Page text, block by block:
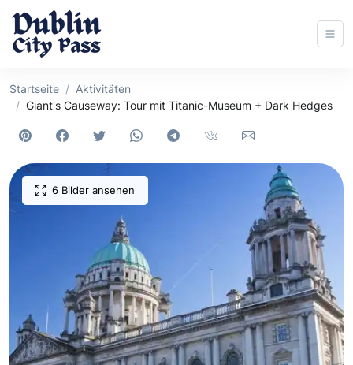
Startseite
Aktivitäten
Giant's Causeway: Tour mit Titanic-Museum + Dark Hedges
6 Bilder ansehen